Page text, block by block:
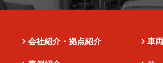
会社紹介・拠点紹介 車